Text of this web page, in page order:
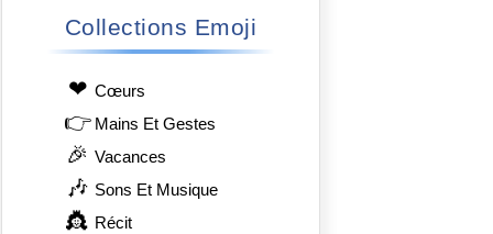
Collections Emoji
❤ Сœurs
👉 Mains Et Gestes
🎉 Vacances
🎶 Sons Et Musique
👸 Récit